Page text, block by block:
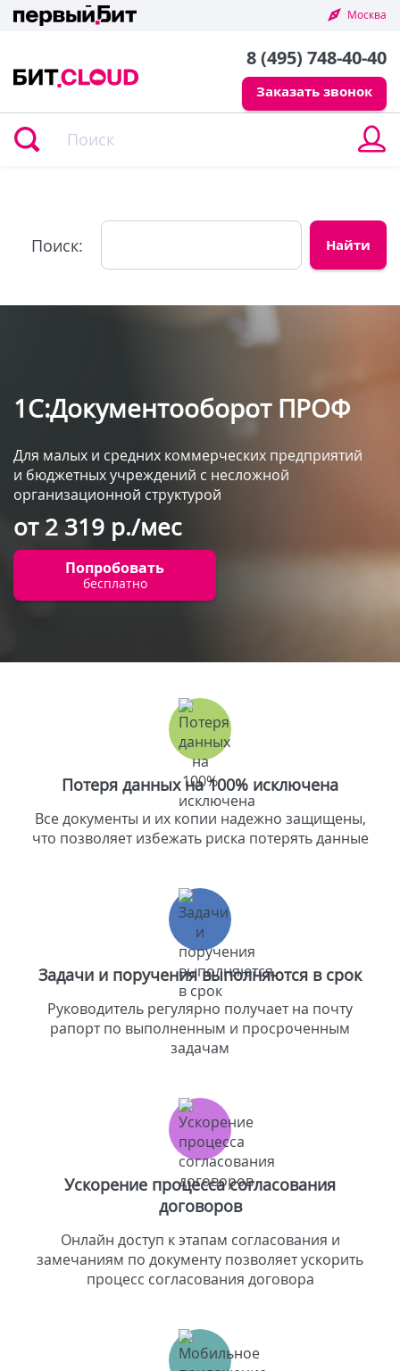
Москва
8 (495) 748-40-40
Заказать звонок
Поиск:
1С:Документооборот ПРОФ
Для малых и средних коммерческих предприятий
и бюджетных учреждений с несложной
организационной структурой
от 2 319 р./мес
Попробовать
бесплатно
Потеря данных на 100% исключена
Все документы и их копии надежно защищены,
что позволяет избежать риска потерять данные
Задачи и поручения выполняются в срок
Руководитель регулярно получает на почту
рапорт по выполненным и просроченным
задачам
Ускорение процесса согласования
договоров
Онлайн доступ к этапам согласования и
замечаниям по документу позволяет ускорить
процесс согласования договора